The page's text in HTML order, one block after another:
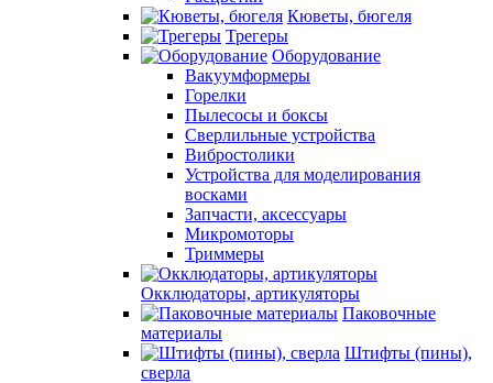
Кюветы, бюгеля
Трегеры
Оборудование
Вакуумформеры
Горелки
Пылесосы и боксы
Сверлильные устройства
Вибростолики
Устройства для моделирования
восками
Запчасти, аксессуары
Микромоторы
Триммеры
Окклюдаторы, артикуляторы
Паковочные
материалы
Штифты (пины),
сверла